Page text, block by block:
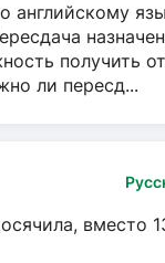
английскому
получить
ли пересд...
вместо